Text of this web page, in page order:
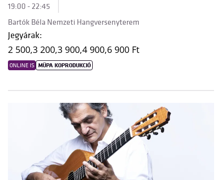
19:00 - 22:45
Bartók Béla Nemzeti Hangversenyterem
Jegyárak:
2 500,3 200,3 900,4 900,6 900 Ft
ONLINE IS MÜPA KOPRODUKCIÓ